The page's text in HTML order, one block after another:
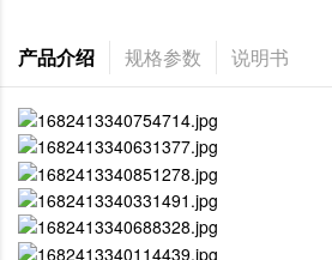
产品介绍 规格参数 说明书